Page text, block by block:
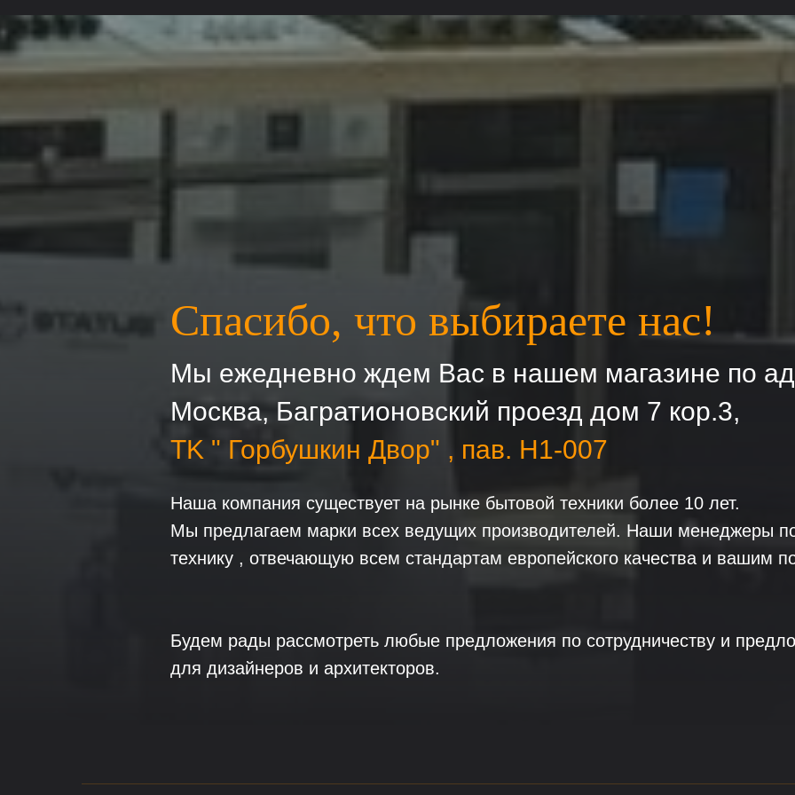
Спасибо, что выбираете нас!
Мы ежедневно ждем Вас в нашем магазине по
Москва, Багратионовский проезд дом 7 кор.3,
ТK " Горбушкин Двор" , пав. H1-007
Наша компания существует на рынке бытовой техники более 10 лет.
Мы предлагаем марки всех ведущих производителей. Наши менеджеры
технику , отвечающую всем стандартам европейского качества и вашим
Будем рады рассмотреть любые предложения по сотрудничеству и
для дизайнеров и архитекторов.